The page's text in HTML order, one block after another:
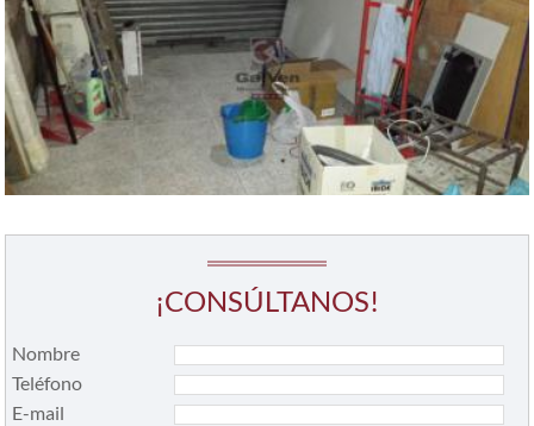
¡CONSÚLTANOS!
Nombre
Teléfono
E-mail